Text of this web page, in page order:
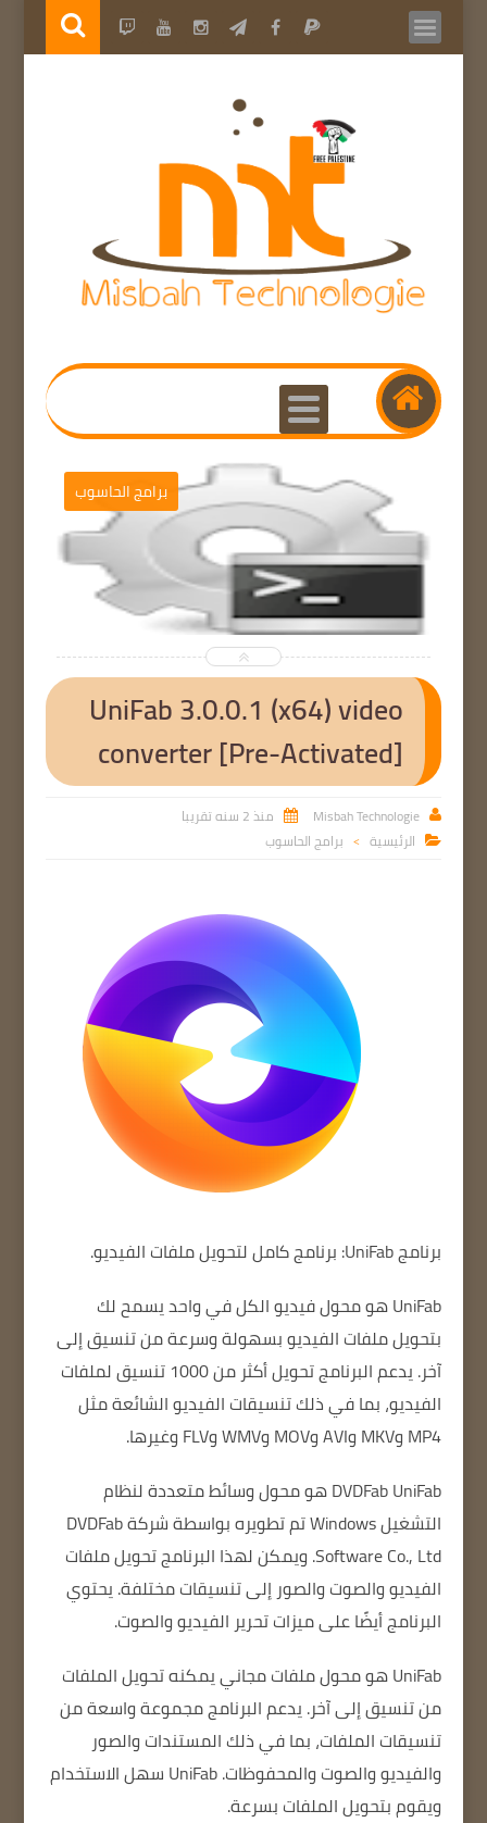
برامج الحاسوب
UniFab 3.0.0.1 (x64) video
converter [Pre-Activated]

Misbah Technologie
 منذ 2 سنه تقريبا
 الرئيسية > برامج الحاسوب
برنامج UniFab: برنامج كامل لتحويل ملفات الفيديو.
UniFabهو محول فيديو الكل في واحد يسمح لك
بتحويل ملفات الفيديو بسهولة وسرعة من تنسيق إلى
آخر.
يدعم البرنامج تحويل أكثر من 1000 تنسيق لملفات
الفيديو، بما في ذلك تنسيقات الفيديو الشائعة مثل
MP4 وMKV وAVI وMOV وWMV وFLV وغيرها.
DVDFab UniFabهو محول وسائط متعددة لنظام
التشغيل Windows تم تطويره بواسطة شركة DVDFab
Software Co., Ltd. ويمكن لهذا البرنامج تحويل ملفات
الفيديو والصوت والصور إلى تنسيقات مختلفة.يحتوي
البرنامج أيضًا على ميزات تحرير الفيديو والصوت.
UniFab هو محول ملفات مجاني يمكنه تحويل الملفات
من تنسيق إلى آخر.يدعم البرنامج مجموعة واسعة من
تنسيقات الملفات، بما في ذلك المستندات والصور
والفيديو والصوت والمحفوظات.
UniFab سهل الاستخدام
ويقوم بتحويل الملفات بسرعة.